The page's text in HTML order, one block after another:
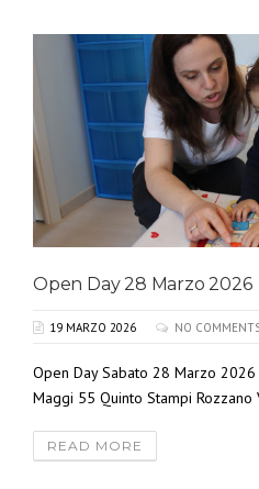
Open Day 28 Marzo 2026
19 MARZO 2026 NO
Open Day Sabato 28 Marzo
Maggi 55 Quinto Stampi
READ MORE